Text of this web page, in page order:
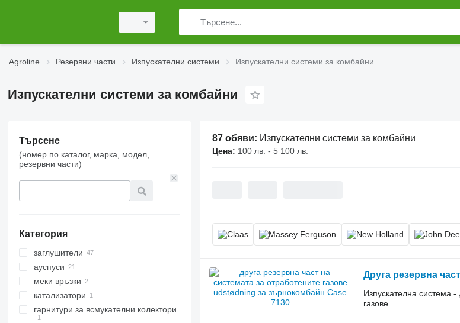
Agroline Резервни части Изпускателни системи Изпускателни системи за комбайни
Изпускателни системи за комбайни
Търсене
(номер по каталог, марка, модел,
резервни части)
Категория
заглушители
ауспуси
меки връзки
катализатори
гарнитури за всмукателни колектори
87 обяви: Изпускателни системи за комбайни
Цена: 100 лв. - 5 100 лв.
Изпускателна система -
газове